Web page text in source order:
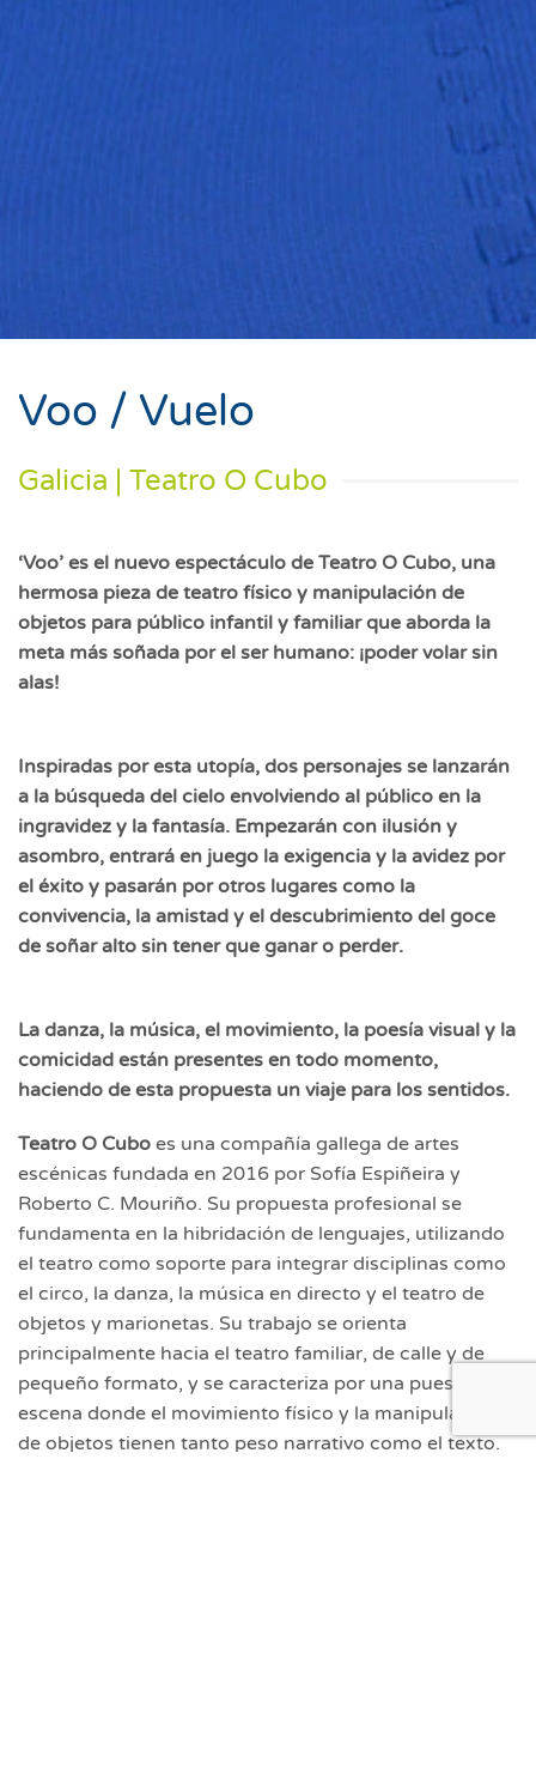
Voo / Vuelo
Galicia | Teatro O Cubo
‘Voo’ es el nuevo espectáculo de Teatro O Cubo, una
hermosa pieza de teatro físico y manipulación de
objetos para público infantil y familiar que aborda la
meta más soñada por el ser humano: ¡poder volar sin
alas!
Inspiradas por esta utopía, dos personajes se lanzarán
a la búsqueda del cielo envolviendo al público en la
ingravidez y la fantasía. Empezarán con ilusión y
asombro, entrará en juego la exigencia y la avidez por
el éxito y pasarán por otros lugares como la
convivencia, la amistad y el descubrimiento del goce
de soñar alto sin tener que ganar o perder.
La danza, la música, el movimiento, la poesía visual y la
comicidad están presentes en todo momento,
haciendo de esta propuesta un viaje para los sentidos.
Teatro O Cubo es una compañía gallega de artes
escénicas fundada en 2016 por Sofía Espiñeira y
Roberto C. Mouriño. Su propuesta profesional se
fundamenta en la hibridación de lenguajes, utilizando
el teatro como soporte para integrar disciplinas como
el circo, la danza, la música en directo y el teatro de
objetos y marionetas. Su trabajo se orienta
principalmente hacia el teatro familiar, de calle y de
pequeño formato, y se caracteriza por una puesta en
escena donde el movimiento físico y la manipulación
de objetos tienen tanto peso narrativo como el texto.